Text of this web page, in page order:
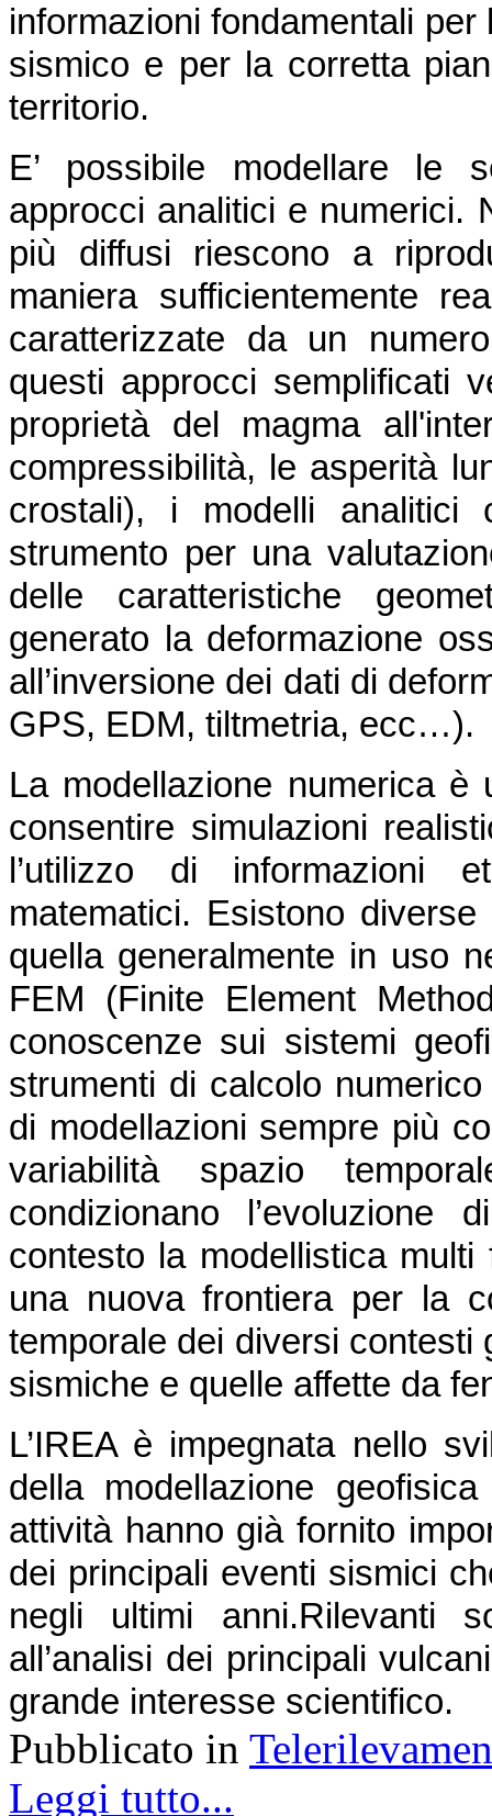
informazioni fondamentali
sismico e per la corretta
territorio.
E’ possibile modellare le
approcci analitici e numerici.
più diffusi riescono a
maniera sufficientemente
caratterizzate da un
questi approcci semplificati
proprietà del magma
compressibilità, le asperità
crostali), i modelli analitici
strumento per una
delle caratteristiche
generato la deformazione
all’inversione dei dati di
GPS, EDM, tiltmetria, ecc…).
La modellazione numerica
consentire simulazioni
l’utilizzo di informazioni
matematici. Esistono
quella generalmente in uso
FEM (Finite Element
conoscenze sui sistemi
strumenti di calcolo
di modellazioni sempre più
variabilità spazio
condizionano
contesto la modellistica
una nuova frontiera per la
temporale dei diversi contesti
sismiche e quelle affette da
L’IREA è impegnata nello
della modellazione
attività hanno già fornito
dei principali eventi sismici
negli ultimi anni.Rilevanti
all’analisi dei principali
grande interesse scientifico.
Pubblicato in
Leggi tutto...